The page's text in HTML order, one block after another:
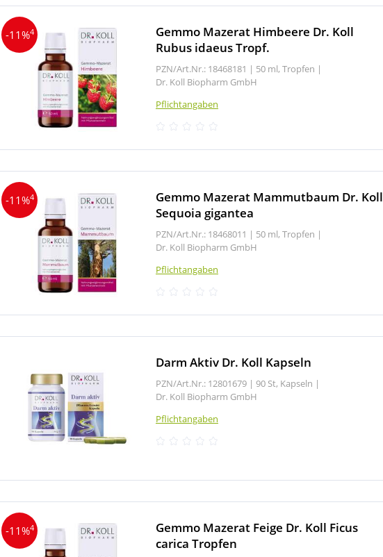
-11%4
Gemmo Mazerat Himbeere Dr. Koll
Rubus idaeus Tropf.
PZN/Art.Nr.: 18468181 | 50 ml, Tropfen |
Dr. Koll Biopharm GmbH
Pflichtangaben
-11%4
Gemmo Mazerat Mammutbaum Dr. Koll
Sequoia gigantea
PZN/Art.Nr.: 18468011 | 50 ml, Tropfen |
Dr. Koll Biopharm GmbH
Pflichtangaben
Darm Aktiv Dr. Koll Kapseln
PZN/Art.Nr.: 12801679 | 90 St, Kapseln |
Dr. Koll Biopharm GmbH
Pflichtangaben
-11%4
Gemmo Mazerat Feige Dr. Koll Ficus
carica Tropfen